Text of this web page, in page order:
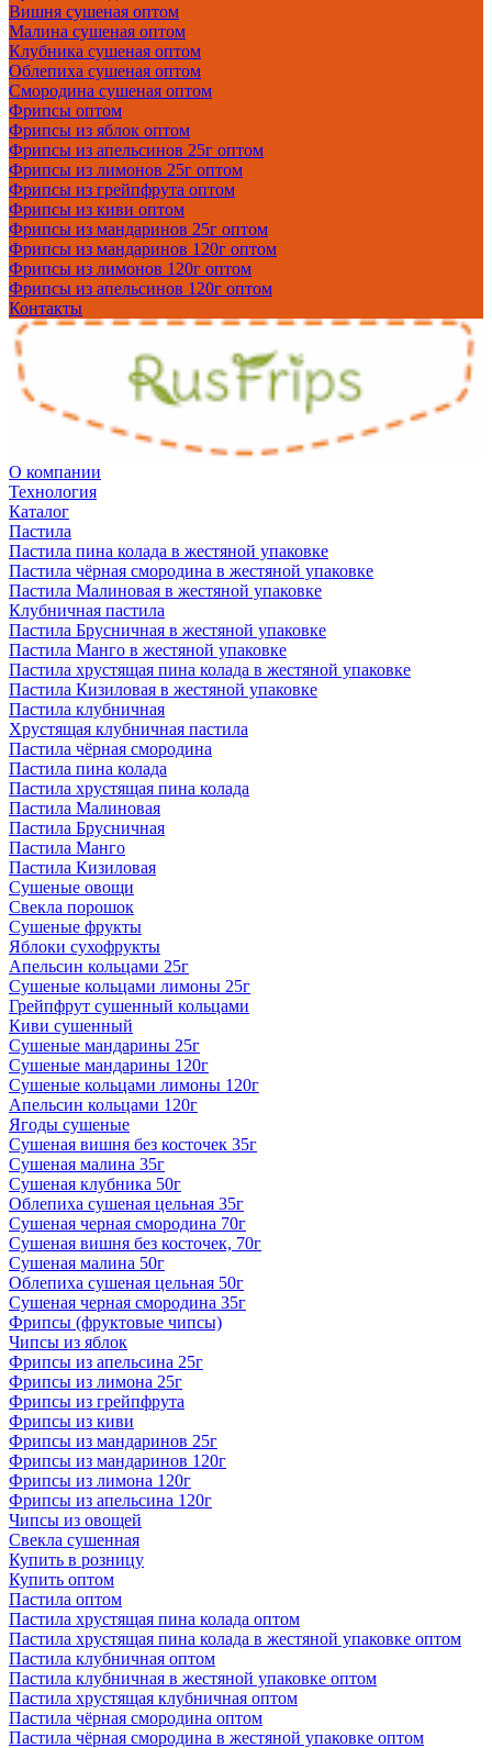
Вишня сушеная оптом
Малина сушеная оптом
Клубника сушеная оптом
Облепиха сушеная оптом
Смородина сушеная оптом
Фрипсы оптом
Фрипсы из яблок оптом
Фрипсы из апельсинов 25г оптом
Фрипсы из лимонов 25г оптом
Фрипсы из грейпфрута оптом
Фрипсы из киви оптом
Фрипсы из мандаринов 25г оптом
Фрипсы из мандаринов 120г оптом
Фрипсы из лимонов 120г оптом
Фрипсы из апельсинов 120г оптом
Контакты
О компании
Технология
Каталог
Пастила
Пастила пина колада в жестяной упаковке
Пастила чёрная смородина в жестяной упаковке
Пастила Малиновая в жестяной упаковке
Клубничная пастила
Пастила Брусничная в жестяной упаковке
Пастила Манго в жестяной упаковке
Пастила хрустящая пина колада в жестяной упаковке
Пастила Кизиловая в жестяной упаковке
Пастила клубничная
Хрустящая клубничная пастила
Пастила чёрная смородина
Пастила пина колада
Пастила хрустящая пина колада
Пастила Малиновая
Пастила Брусничная
Пастила Манго
Пастила Кизиловая
Сушеные овощи
Свекла порошок
Сушеные фрукты
Яблоки сухофрукты
Апельсин кольцами 25г
Сушеные кольцами лимоны 25г
Грейпфрут сушенный кольцами
Киви сушенный
Сушеные мандарины 25г
Сушеные мандарины 120г
Сушеные кольцами лимоны 120г
Апельсин кольцами 120г
Ягоды сушеные
Сушеная вишня без косточек 35г
Сушеная малина 35г
Сушеная клубника 50г
Облепиха сушеная цельная 35г
Сушеная черная смородина 70г
Сушеная вишня без косточек, 70г
Сушеная малина 50г
Облепиха сушеная цельная 50г
Сушеная черная смородина 35г
Фрипсы (фруктовые чипсы)
Чипсы из яблок
Фрипсы из апельсина 25г
Фрипсы из лимона 25г
Фрипсы из грейпфрута
Фрипсы из киви
Фрипсы из мандаринов 25г
Фрипсы из мандаринов 120г
Фрипсы из лимона 120г
Фрипсы из апельсина 120г
Чипсы из овощей
Свекла сушенная
Купить в розницу
Купить оптом
Пастила оптом
Пастила хрустящая пина колада оптом
Пастила хрустящая пина колада в жестяной упаковке оптом
Пастила клубничная оптом
Пастила клубничная в жестяной упаковке оптом
Пастила хрустящая клубничная оптом
Пастила чёрная смородина оптом
Пастила чёрная смородина в жестяной упаковке оптом